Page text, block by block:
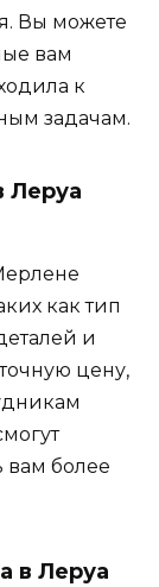
Вы можете
вам
к
задачам.
Леруа
как тип
и
цену,
вам более
в Леруа